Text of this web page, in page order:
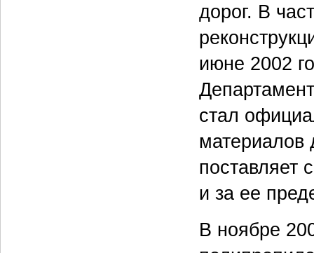
дорог. В
июне 2002
стал
материалов
поставляет
и за ее
В ноябре